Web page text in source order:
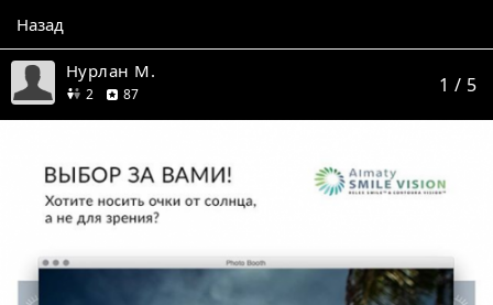
Назад
Нурлан М.
2 друга87отзывов 1 / 5